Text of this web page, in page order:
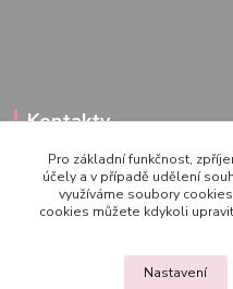
Kontakty
722 000 724
zemepanenek@gmail.com
Pro základní funkčnost,
účely a v případě udělení
využíváme soubory
cookies můžete kdykoli
Nastavení